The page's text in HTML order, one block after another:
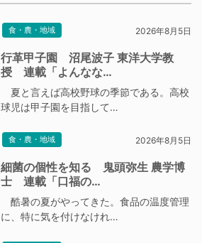
食・農・地域 2026年8月5日
行革甲子園 沼尾波子 東洋大学教
授 連載「よんなな…
夏と言えば高校野球の季節である。高校
球児は甲子園を目指して…
食・農・地域 2026年8月5日
細菌の個性を知る 鬼頭弥生 農学博
士 連載「口福の…
酷暑の夏がやってきた。食品の温度管理
に、特に気を付けなけれ…